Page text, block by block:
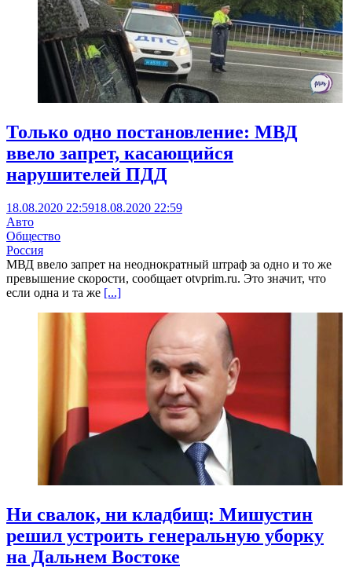
Только одно постановление: МВД
ввело запрет, касающийся
нарушителей ПДД
18.08.2020 22:5918.08.2020 22:59
Авто
Общество
Россия
МВД ввело запрет на неоднократный штраф за одно и то же
превышение скорости, сообщает otvprim.ru. Это значит, что
если одна и та же [...]
Ни свалок, ни кладбищ: Мишустин
решил устроить генеральную уборку
на Дальнем Востоке